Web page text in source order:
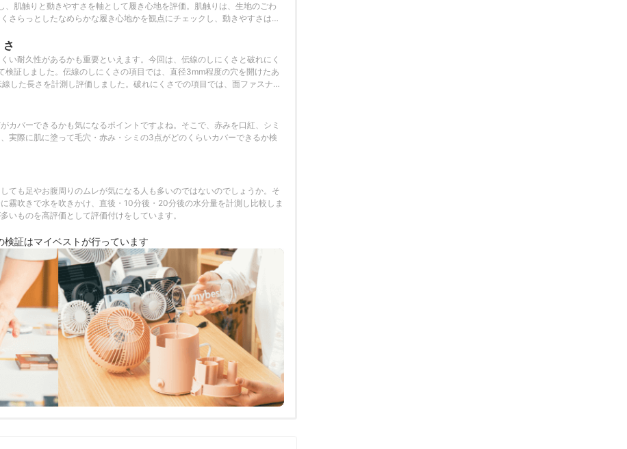
、肌触りと動きやすさを軸として履き心地を評価。肌触りは、生地のごわ
さらっとしたなめらかな履き心地かを観点にチェックし、動きやすさは、
い耐久性があるかも重要といえます。今回は、伝線のしにくさと破れにく
検証しました。伝線のしにくさの項目では、直径3mm程度の穴を開けたあ
した長さを計測し評価しました。破れにくさでの項目では、面ファスナー
カバーできるかも気になるポイントですよね。そこで、赤みを口紅、シミ
実際に肌に塗って毛穴・赤み・シミの3点がどのくらいカバーできるか検
ても足やお腹周りのムレが気になる人も多いのではないのでしょうか。そ
霧吹きで水を吹きかけ、直後・10分後・20分後の水分量を計測し比較しま
いものを高評価として評価付けをしています。
検証はマイベストが行っています